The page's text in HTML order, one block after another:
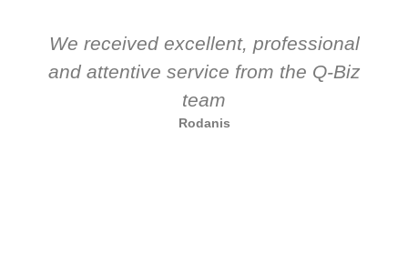
We received excellent, professional
and attentive service from the Q-Biz
team
Rodanis